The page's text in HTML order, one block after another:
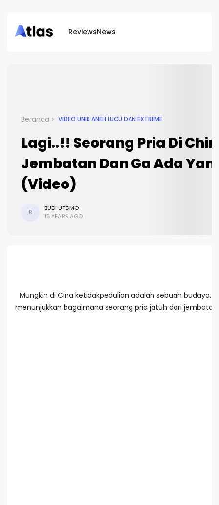
ReviewsNews
Beranda VIDEO UNIK ANEH LUCU DAN EXTREME
Lagi..!! Seorang Pria Di
Jembatan Dan Ga Ada
(Video)
B
BUDI UTOMO
15 YEARS AGO
Mungkin di Cina ketidakpedulian adalah sebuah budaya,
menunjukkan bagaimana seorang pria jatuh dari